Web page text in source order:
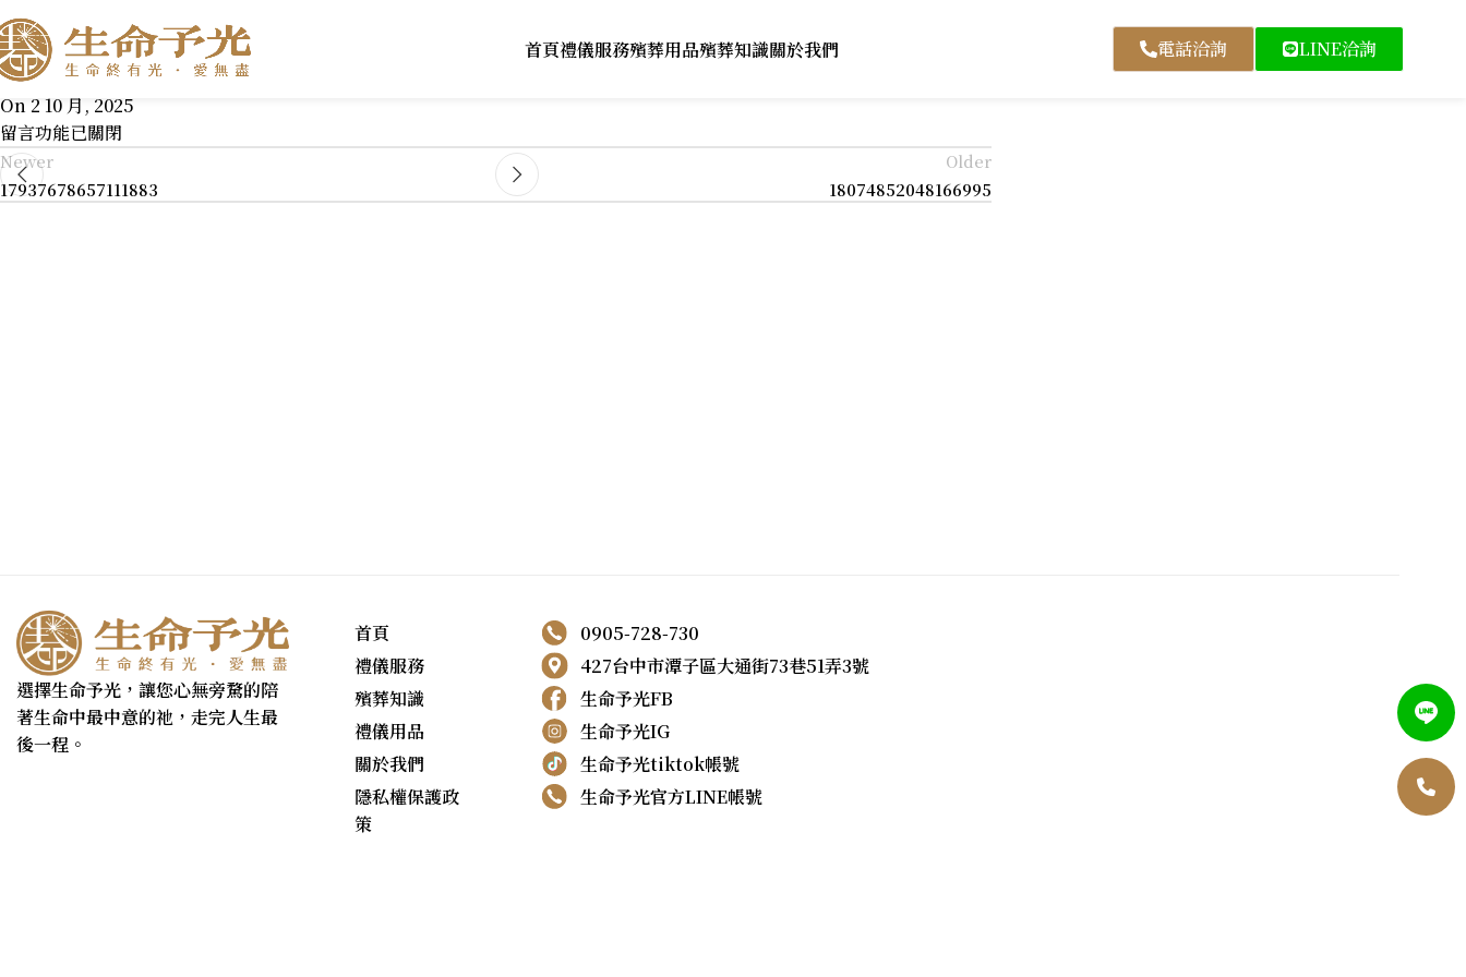
首頁禮儀服務殯葬用品殯葬知識關於我們 電話洽詢 LINE洽詢
18108125875505416
Posted by
On 2 10 月, 2025
留言功能已關閉
Newer
17937678657111883
Older
18074852048166995
選擇生命予光，讓您心無旁騖的陪
著生命中最中意的祂，走完人生最
後一程。
首頁
禮儀服務
殯葬知識
禮儀用品
關於我們
隱私權保護政
策
0905-728-730
427台中市潭子區大通街73巷51弄3號
生命予光FB
生命予光IG
生命予光tiktok帳號
生命予光官方LINE帳號